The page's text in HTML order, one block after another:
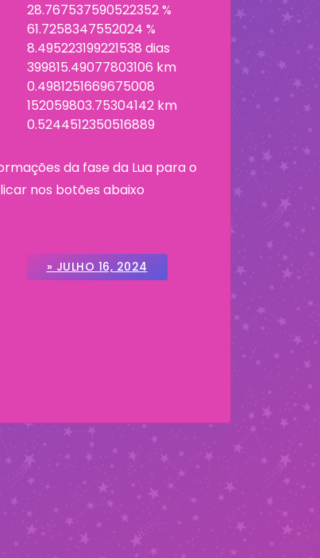
28.767537590522352 %
61.7258347552024 %
8.495223199221538 dias
399815.49077803106 km
0.4981251669675008
152059803.75304142 km
0.5244512350516889
da fase da Lua para o
nos botões abaixo
» JULHO 16, 2024